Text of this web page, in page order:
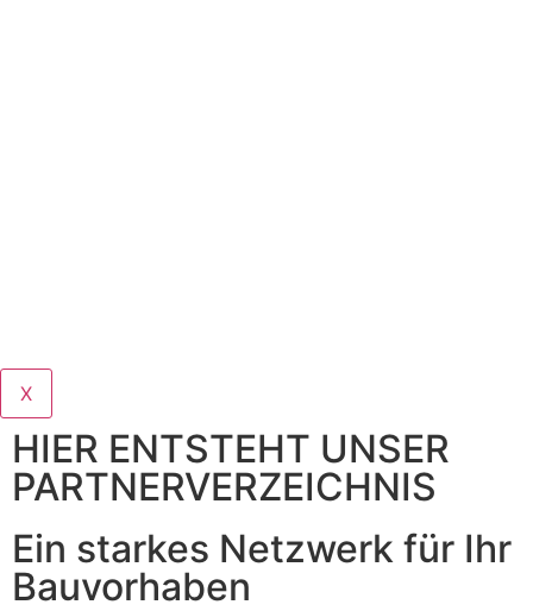
X
HIER ENTSTEHT UNSER
PARTNERVERZEICHNIS
Ein starkes Netzwerk für Ihr
Bauvorhaben